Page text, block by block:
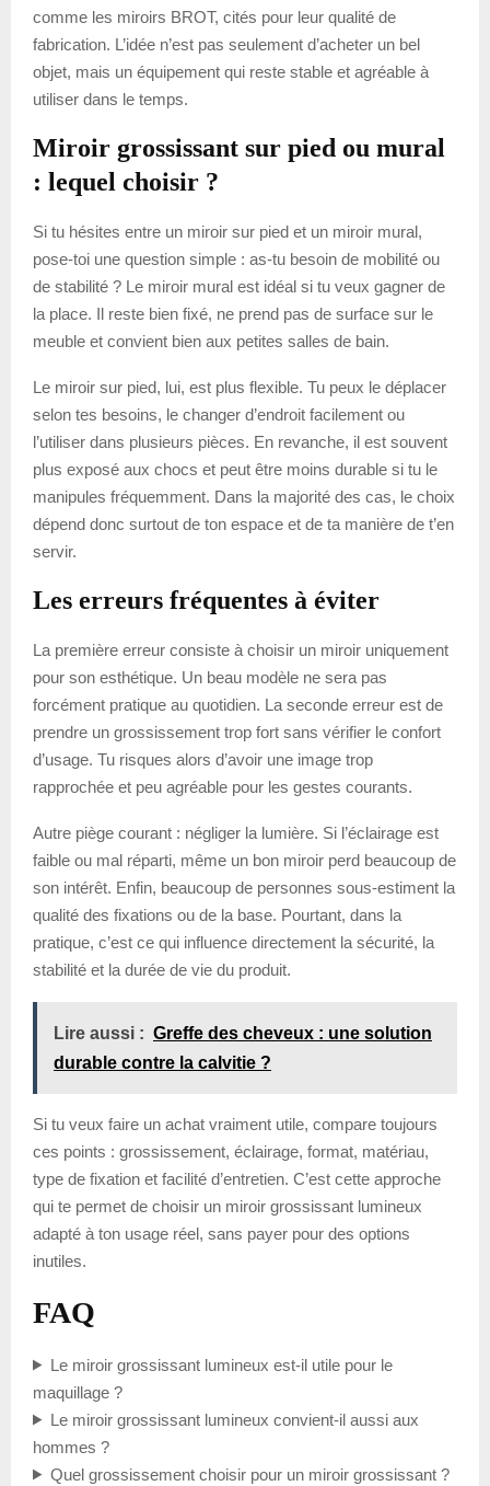
comme les miroirs BROT, cités pour leur qualité de
fabrication. L’idée n’est pas seulement d’acheter un bel
objet, mais un équipement qui reste stable et agréable à
utiliser dans le temps.
Miroir grossissant sur pied ou mural
: lequel choisir ?
Si tu hésites entre un miroir sur pied et un miroir mural,
pose-toi une question simple : as-tu besoin de mobilité ou
de stabilité ? Le miroir mural est idéal si tu veux gagner de
la place. Il reste bien fixé, ne prend pas de surface sur le
meuble et convient bien aux petites salles de bain.
Le miroir sur pied, lui, est plus flexible. Tu peux le déplacer
selon tes besoins, le changer d’endroit facilement ou
l’utiliser dans plusieurs pièces. En revanche, il est souvent
plus exposé aux chocs et peut être moins durable si tu le
manipules fréquemment. Dans la majorité des cas, le choix
dépend donc surtout de ton espace et de ta manière de t’en
servir.
Les erreurs fréquentes à éviter
La première erreur consiste à choisir un miroir uniquement
pour son esthétique. Un beau modèle ne sera pas
forcément pratique au quotidien. La seconde erreur est de
prendre un grossissement trop fort sans vérifier le confort
d’usage. Tu risques alors d’avoir une image trop
rapprochée et peu agréable pour les gestes courants.
Autre piège courant : négliger la lumière. Si l’éclairage est
faible ou mal réparti, même un bon miroir perd beaucoup de
son intérêt. Enfin, beaucoup de personnes sous-estiment la
qualité des fixations ou de la base. Pourtant, dans la
pratique, c’est ce qui influence directement la sécurité, la
stabilité et la durée de vie du produit.
Lire aussi : Greffe des cheveux : une solution
durable contre la calvitie ?
Si tu veux faire un achat vraiment utile, compare toujours
ces points : grossissement, éclairage, format, matériau,
type de fixation et facilité d’entretien. C’est cette approche
qui te permet de choisir un miroir grossissant lumineux
adapté à ton usage réel, sans payer pour des options
inutiles.
FAQ
Le miroir grossissant lumineux est-il utile pour le
maquillage ?
Le miroir grossissant lumineux convient-il aussi aux
hommes ?
Quel grossissement choisir pour un miroir grossissant ?